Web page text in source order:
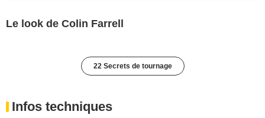
Le look de Colin Farrell
22 Secrets de tournage
Infos techniques